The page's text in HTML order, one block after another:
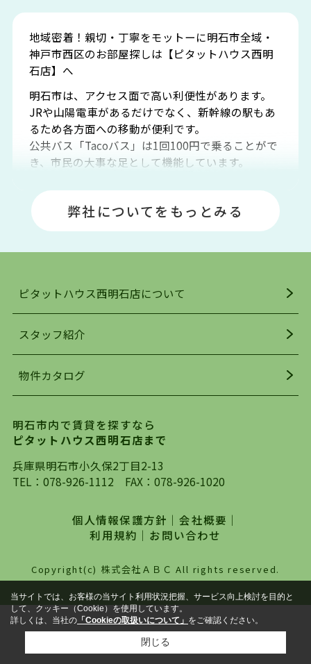
地域密着！親切・丁寧をモットーに明石市全域・
神戸市西区のお部屋探しは【ピタットハウス西明
石店】へ
明石市は、アクセス面で高い利便性があります。
JRや山陽電車があるだけでなく、新幹線の駅もあ
るため各方面への移動が便利です。
公共バス「Tacoバス」は1回100円で乗ることがで
き、市民の大事な足として機能しています。
場や釣りスポットが多くあります。JR「大久保
駅」周辺には、ビブレ・イオンをはじめとした買
い物施設も多くあり、買い物にも困りません。
明石駅・西明石駅を中心に、明石市・神戸市西区
でお部屋探している方は、ぜひ当ＨＰにて物件を
お探しになってください。弊社は、スタッフの平
を行っており地域最大級の情報取扱量を誇ってお
ります。店頭で限られた物件をご紹介する、従来
自身でインターネットを利用し、理想のお部屋を
探していただき、選択していただいた物件情報に
対して、専門知識を持ったスタッフがサポートさ
せていただくスタイルを心がけております。私た
は、一度だけでは終わらない、お客様との末長い
お付き合いです。初めての一人暮らしから、就
職・ご結婚・売買物件の購入、などなど一生涯に
わたる、良きアドバイザーとして、地域に密着し
た営業スタイルで様々なお役立ちができればと強
く思っております。ぜひ、明石市・神戸市西区で
物件をお探しになってる方は、お気軽にお問い合
わせください。
弊社についてをもっとみる
ピタットハウス西明石店について
スタッフ紹介
物件カタログ
明石市内で賃貸を探すなら
ピタットハウス西明石店まで
兵庫県明石市小久保2丁目2-13
TEL： 078-926-1112 FAX：078-926-1020
個人情報保護方針 ｜会社概要 ｜
利用規約 ｜ お問い合わせ
Copyright(c) 株式会社ＡＢＣ All rights reserved.
当サイトでは、お客様の当サイト利用状況把握、サービス向上検討を目的と
して、クッキー（Cookie）を使用しています。
詳しくは、当社の 「Cookieの取扱いについて」 をご確認ください。
閉じる